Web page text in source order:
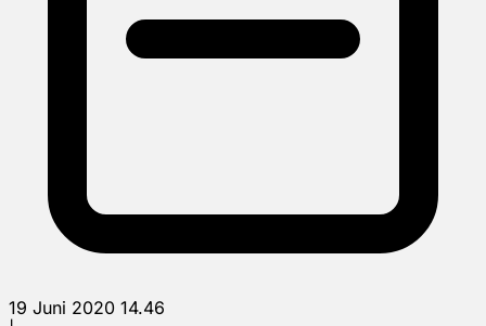
19 Juni 2020 14.46